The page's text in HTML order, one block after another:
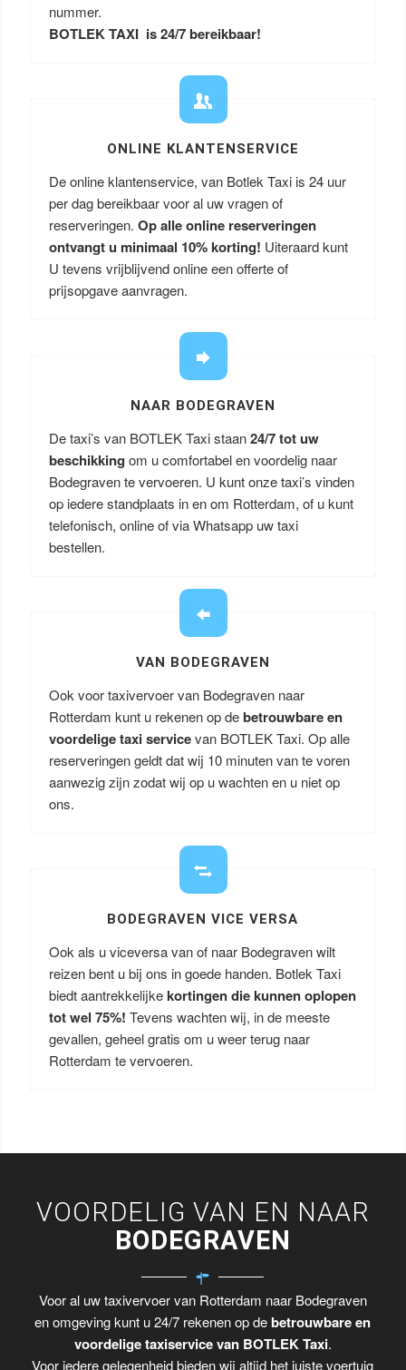
nummer.
BOTLEK TAXI is 24/7 bereikbaar!
ONLINE KLANTENSERVICE
De online klantenservice, van Botlek Taxi is 24 uur
per dag bereikbaar voor al uw vragen of
reserveringen. Op alle online reserveringen
ontvangt u minimaal 10% korting! Uiteraard kunt
U tevens vrijblijvend online een offerte of
prijsopgave aanvragen.
NAAR BODEGRAVEN
De taxi’s van BOTLEK Taxi staan24/7 tot uw
beschikking om u comfortabel en voordelig naar
Bodegraven te vervoeren. U kunt onze taxi’s vinden
op iedere standplaats in en om Rotterdam, of u kunt
telefonisch, online of via Whatsapp uw taxi
bestellen.
VAN BODEGRAVEN
Ook voor taxivervoer van Bodegraven naar
Rotterdam kunt u rekenen op debetrouwbare en
voordelige taxi servicevan BOTLEK Taxi. Op alle
reserveringen geldt dat wij 10 minuten van te voren
aanwezig zijn zodat wij op u wachten en u niet op
ons.
BODEGRAVEN VICE VERSA
Ook als u viceversa van of naar Bodegraven wilt
reizen bent u bij ons in goede handen. Botlek Taxi
biedt aantrekkelijkekortingen die kunnen oplopen
tot wel 75%! Tevens wachten wij, in de meeste
gevallen, geheel gratis om u weer terug naar
Rotterdam te vervoeren.
VOORDELIG VAN EN NAAR
BODEGRAVEN
Voor al uw taxivervoer van Rotterdam naar Bodegraven
en omgeving kunt u 24/7 rekenen op debetrouwbare en
voordelige taxiservice van BOTLEK Taxi.
Voor iedere gelegenheid bieden wij altijd het juiste voertuig